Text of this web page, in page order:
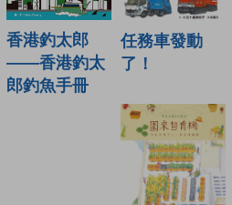
香港釣太郎
——香港釣太
郎釣魚手冊
任務車發動
了！